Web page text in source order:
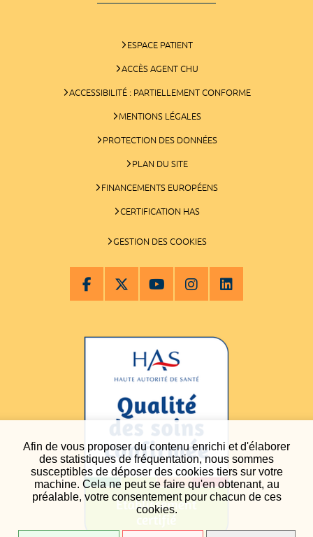
Afin de vous proposer du contenu enrichi et d'élaborer
des statistiques de fréquentation, nous sommes
susceptibles de déposer des cookies tiers sur votre
machine. Cela ne peut se faire qu'en obtenant, au
préalable, votre consentement pour chacun de ces
cookies.
ESPACE PATIENT
ACCÈS AGENT CHU
ACCESSIBILITÉ : PARTIELLEMENT CONFORME
MENTIONS LÉGALES
PROTECTION DES DONNÉES
PLAN DU SITE
FINANCEMENTS EUROPÉENS
CERTIFICATION HAS
GESTION DES COOKIES